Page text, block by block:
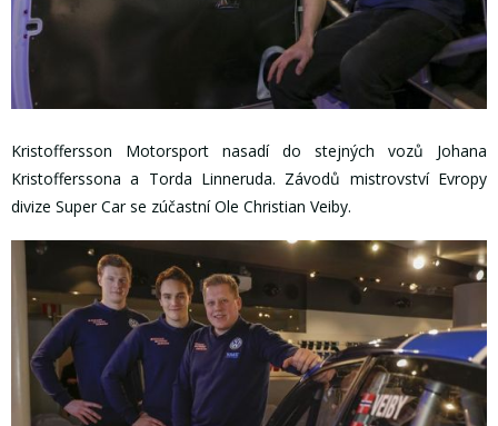
Kristoffersson Motorsport nasadí do stejných vozů Johana
Kristofferssona a Torda Linneruda. Závodů mistrovství Evropy
divize Super Car se zúčastní Ole Christian Veiby.